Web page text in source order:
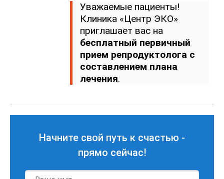
Уважаемые пациенты!
Клиника «Центр ЭКО»
приглашает вас на
бесплатный первичный
прием репродуктолога с
составлением плана
лечения.
Начните свой путь к счастью -
прямо сейчас!
Имя